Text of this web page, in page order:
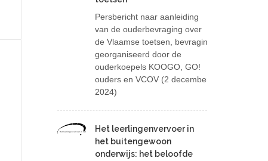
Persbericht naar aanleiding
van de ouderbevraging over
de Vlaamse toetsen, bevraging
georganiseerd door de
ouderkoepels KOOGO, GO!
ouders en VCOV (2 december
2024)
Het leerlingenvervoer in het buitengewoon onderwijs: het beloofde kerstcadeau bleef uit
Het leerlingenvervoer in
het buitengewoon
onderwijs: het beloofde